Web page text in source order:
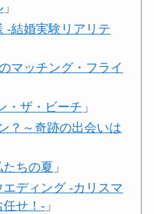
」
-結婚実験リアリテ
マッチング・フライ
・ザ・ビーチ 」
？～奇跡の出会いは
ちの夏 」
ディング -カリスマ
任せ！- 」